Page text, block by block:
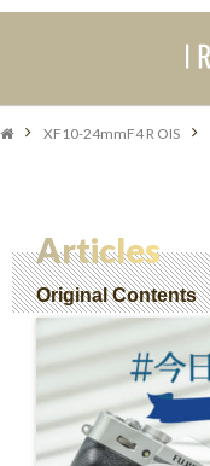
XF10-24mmF4 R OIS
Articles
Original Contents